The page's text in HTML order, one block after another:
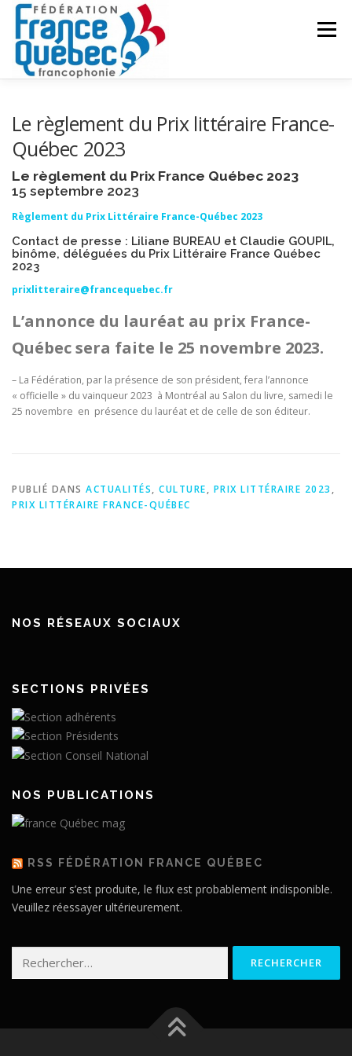
Aller
contenu
Menu
INTRANET
Le règlement du Prix littéraire France-
Québec 2023
Le règlement du Prix France Québec 2023
15 septembre 2023
Règlement du Prix Littéraire France-Québec 2023
Contact de presse : Liliane BUREAU et Claudie GOUPIL,
binôme, déléguées du Prix Littéraire France Québec
2023
prixlitteraire@francequebec.fr
L’annonce du lauréat au prix France-
Québec sera faite le 25 novembre 2023.
– La Fédération, par la présence de son président, fera l’annonce
« officielle » du vainqueur 2023 à Montréal au Salon du livre, samedi le
25 novembre en présence du lauréat et de celle de son éditeur.
PUBLIÉ DANS ACTUALITÉS, CULTURE, PRIX LITTÉRAIRE 2023 ,
PRIX LITTÉRAIRE FRANCE-QUÉBEC
NOS RÉSEAUX SOCIAUX
SECTIONS PRIVÉES
NOS PUBLICATIONS
RSS FÉDÉRATION FRANCE QUÉBEC
Une erreur s’est produite, le flux est probablement indisponible.
Veuillez réessayer ultérieurement.
Rechercher :